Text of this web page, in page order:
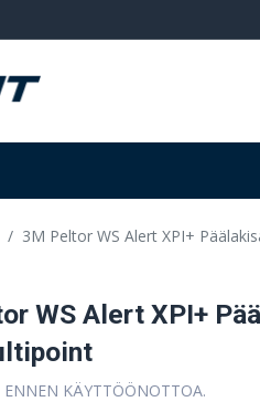
3M Peltor WS Alert XPI+
WS Alert XPI+
ENNEN KÄYTTÖÖNOTTOA.